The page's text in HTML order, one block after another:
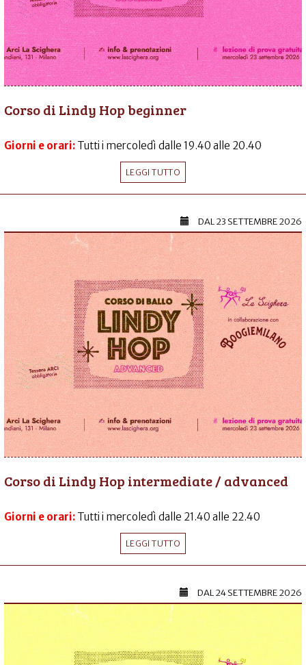
Corso di Lindy Hop beginner
Giorni e orari: Tutti i mercoledì dalle 19.40 alle 20.40
LEGGI TUTTO
DAL23 SETTEMBRE 2026
Corso di Lindy Hop intermediate / advanced
Giorni e orari: Tutti i mercoledì dalle 21.40 alle 22.40
LEGGI TUTTO
DAL24 SETTEMBRE 2026